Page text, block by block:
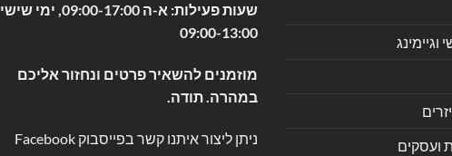
ועסקים
שעות פעילות: א-ה 09:00-17:00, ימי שישי
09:00-13:00
מוזמנים להשאיר פרטים ונחזור אליכם
במהרה. תודה.
ניתן ליצור איתנו קשר בפייסבוק Facebook